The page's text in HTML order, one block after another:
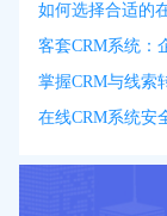
如何选择合适的
客套CRM系统：
掌握CRM与线索
在线CRM系统安